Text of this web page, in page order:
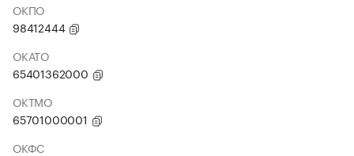
ОКПО
98412444
ОКАТО
65401362000
ОКТМО
65701000001
ОКФС